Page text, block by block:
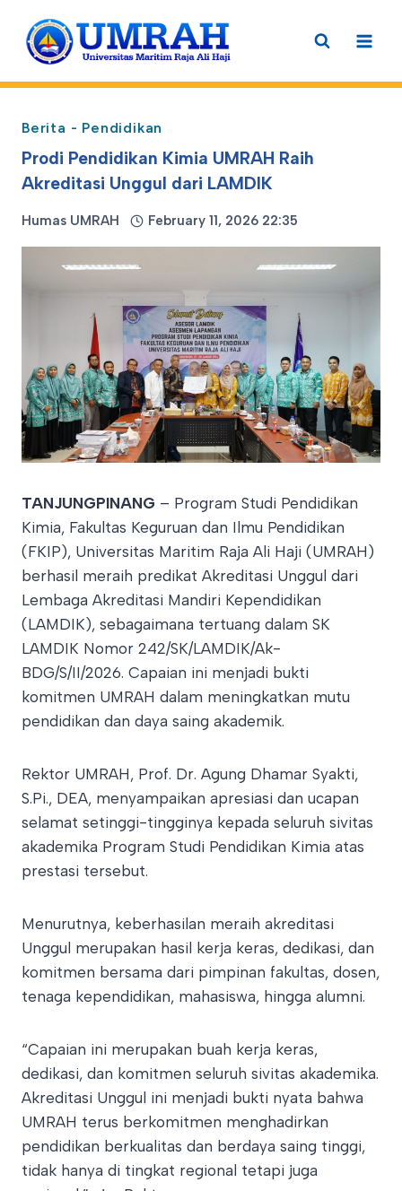
content
Berita - Pendidikan
Prodi Pendidikan Kimia UMRAH Raih
Akreditasi Unggul dari LAMDIK
Humas UMRAH February 11, 2026 22:35
TANJUNGPINANG – Program Studi Pendidikan
Kimia, Fakultas Keguruan dan Ilmu Pendidikan
(FKIP), Universitas Maritim Raja Ali Haji (UMRAH)
berhasil meraih predikat Akreditasi Unggul dari
Lembaga Akreditasi Mandiri Kependidikan
(LAMDIK), sebagaimana tertuang dalam SK
LAMDIK Nomor 242/SK/LAMDIK/Ak-
BDG/S/II/2026. Capaian ini menjadi bukti
komitmen UMRAH dalam meningkatkan mutu
pendidikan dan daya saing akademik.
Rektor UMRAH, Prof. Dr. Agung Dhamar Syakti,
S.Pi., DEA, menyampaikan apresiasi dan ucapan
selamat setinggi-tingginya kepada seluruh sivitas
akademika Program Studi Pendidikan Kimia atas
prestasi tersebut.
Menurutnya, keberhasilan meraih akreditasi
Unggul merupakan hasil kerja keras, dedikasi, dan
komitmen bersama dari pimpinan fakultas, dosen,
tenaga kependidikan, mahasiswa, hingga alumni.
“Capaian ini merupakan buah kerja keras,
dedikasi, dan komitmen seluruh sivitas akademika.
Akreditasi Unggul ini menjadi bukti nyata bahwa
UMRAH terus berkomitmen menghadirkan
pendidikan berkualitas dan berdaya saing tinggi,
tidak hanya di tingkat regional tetapi juga